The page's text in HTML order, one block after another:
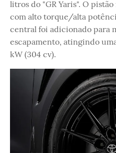
litros do "GR Yaris". O
com alto torque/alta
central foi adicionado para
escapamento, atingindo
kW (304 cv).